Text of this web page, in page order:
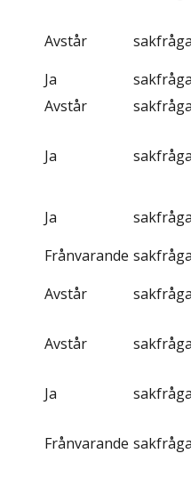
Avstår
Ja
Avstår
Ja
Ja
Frånvarande
Avstår
Avstår
Ja
Frånvarande